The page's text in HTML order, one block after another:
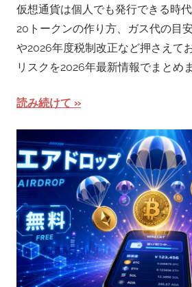
仮想通貨は個人でも発行できる時
20トークンの作り方、ガス代の目
や2026年度税制改正など押さえて
リスクを2026年最新情報でまとめま
読み続けて